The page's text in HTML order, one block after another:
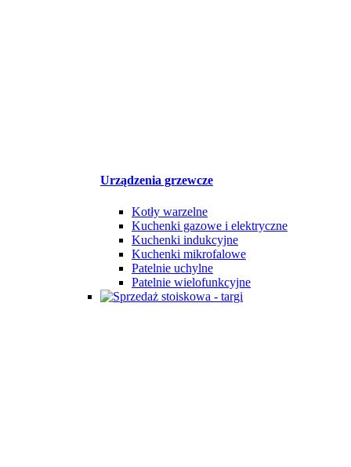
Urządzenia grzewcze
Kotły warzelne
Kuchenki gazowe i elektryczne
Kuchenki indukcyjne
Kuchenki mikrofalowe
Patelnie uchylne
Patelnie wielofunkcyjne